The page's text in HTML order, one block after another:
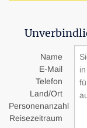
Name
E-Mail
Telefon
Land/Ort
Personenanzahl
Reisezeitraum